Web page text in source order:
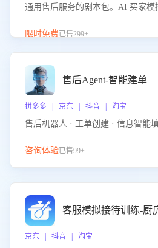
通用售后服务的剧本包。AI 买家模
的应对要点，轻松提升服务能力。
限时免费已售299+
售后Agent-智能建单
拼多多 | 京东 | 抖音 | 淘宝
售后机器人 · 工单创建 · 信息智能
咨询体验已售99+
客服模拟接待训练-厨
京东 | 抖音 | 淘宝